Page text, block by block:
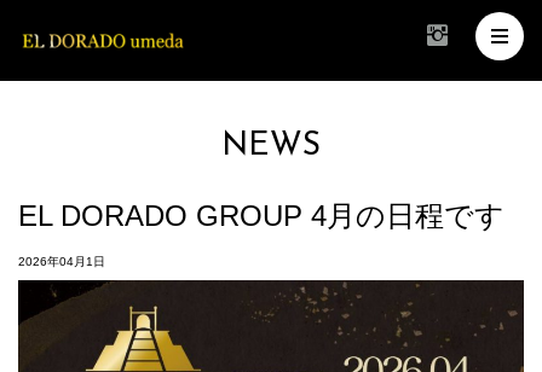
NEWS
EL DORADO GROUP 4月の日程です
2026年04月1日